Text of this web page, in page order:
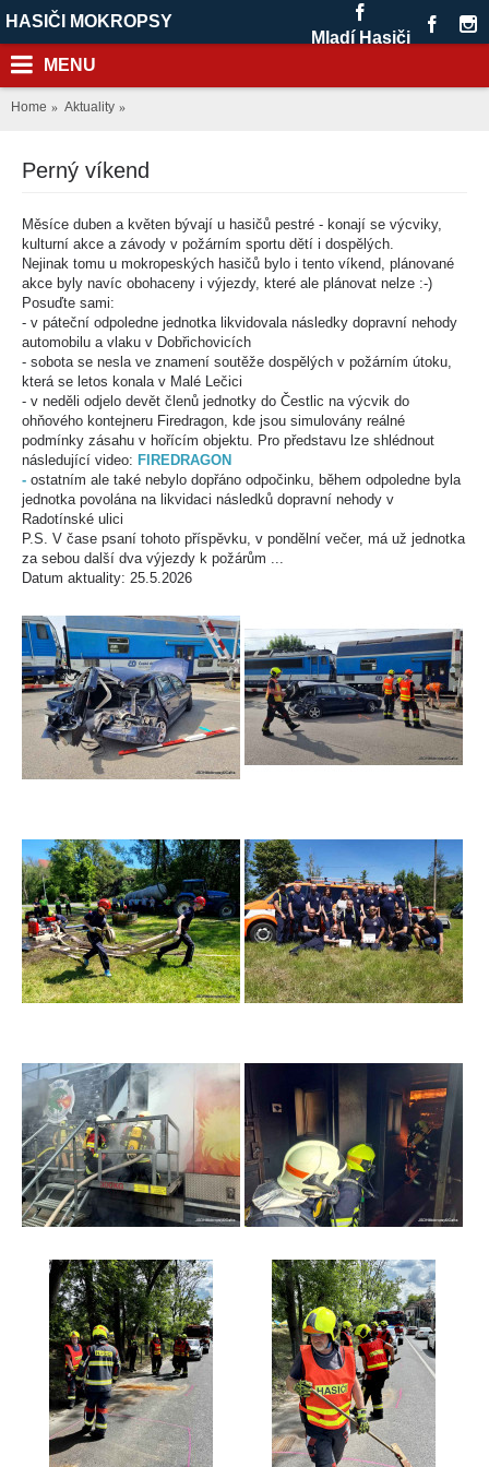
HASIČI MOKROPSY
Mladí Hasiči
MENU
Home Aktuality
Perný víkend
Měsíce duben a květen bývají u hasičů pestré - konají se výcviky,
kulturní akce a závody v požárním sportu dětí i dospělých.
Nejinak tomu u mokropeských hasičů bylo i tento víkend, plánované
akce byly navíc obohaceny i výjezdy, které ale plánovat nelze :-)
Posuďte sami:
- v páteční odpoledne jednotka likvidovala následky dopravní nehody
automobilu a vlaku v Dobřichovicích
- sobota se nesla ve znamení soutěže dospělých v požárním útoku,
která se letos konala v Malé Lečici
- v neděli odjelo devět členů jednotky do Čestlic na výcvik do
ohňového kontejneru Firedragon, kde jsou simulovány reálné
podmínky zásahu v hořícím objektu. Pro představu lze shlédnout
následující video: FIREDRAGON
- ostatním ale také nebylo dopřáno odpočinku, během odpoledne byla
jednotka povolána na likvidaci následků dopravní nehody v
Radotínské ulici
P.S. V čase psaní tohoto příspěvku, v pondělní večer, má už jednotka
za sebou další dva výjezdy k požárům ...
Datum aktuality: 25.5.2026